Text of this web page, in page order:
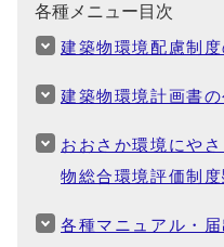
各種メニュー目次
建築物環境配慮制
建築物環境計画書
おおさか環境にや
物総合環境評価制度
各種マニュアル・